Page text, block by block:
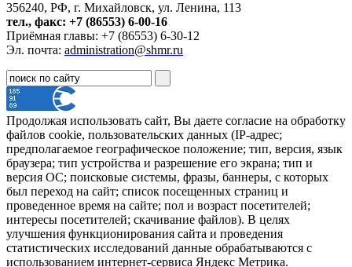
356240, РФ, г. Михайловск, ул. Ленина, 113
тел., факс: +7 (86553) 6-00-16
Приёмная главы: +7 (86553) 6-30-12
Эл. почта: administration@shmr.ru
Продолжая использовать сайт, Вы даете согласие на обработку
файлов cookie, пользовательских данных (IP-адрес;
предполагаемое географическое положение; тип, версия, язык
браузера; тип устройства и разрешение его экрана; тип и
версия ОС; поисковые системы, фразы, баннеры, с которых
был переход на сайт; список посещенных страниц и
проведенное время на сайте; пол и возраст посетителей;
интересы посетителей; скачивание файлов). В целях
улучшения функционирования сайта и проведения
статистических исследований данные обрабатываются с
использованием интернет-сервиса Яндекс Метрика.